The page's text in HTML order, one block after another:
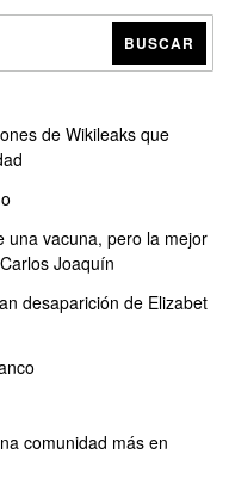
BUSCAR
de Wikileaks que
una vacuna, pero la mejor
Joaquín
desaparición de Elizabet
comunidad más en